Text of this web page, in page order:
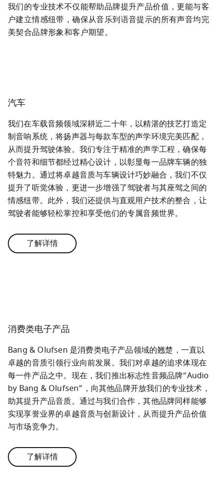
我们的专业技术不仅能帮助品牌提升产品价值，更能与客
户建立情感纽带，确保从音乐到语音提示的所有声音均完
美契合品牌形象和客户期望。
汽车
我们在车载音频领域深耕近二十年，以精湛的技艺打造定
制音响系统，将扬声器与每款车型的声学环境完美匹配，
从而提升驾驶体验。我们专注于精准的声学工程，确保每
个音符和细节都经过精心设计，以彰显每一品牌车辆的独
特魅力。通过将卓越音质与车辆设计巧妙融合，我们不仅
提升了听觉体验，更进一步增强了驾驶者与其座驾之间的
情感纽带。此外，我们还提供与直观用户技术的整合，让
驾驶者能够轻松掌控和享受他们的专属音频世界。
了解详情
消费类电子产品
Bang & Olufsen 是消费类电子产品领域的翘楚，一直以
卓越的音质引领行业向前发展。我们对卓越的追求体现在
每一件产品之中。现在，我们推出标志性音频品牌“Audio
by Bang & Olufsen”，向其他品牌开放我们的专业技术，
助其提升产品音质。通过与我们合作，其他品牌同样能够
实现享誉业界的卓越音质与创新设计，从而提升产品价值
与市场竞争力。
了解详情